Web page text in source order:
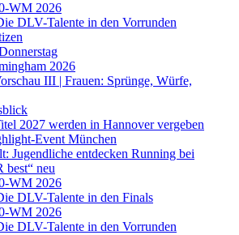
WM 2026
DLV-Talente in den Vorrunden
2026
III | Frauen: Sprünge, Würfe,
2027 werden in Hannover vergeben
Event München
Jugendliche entdecken Running bei
best“ neu
WM 2026
DLV-Talente in den Finals
WM 2026
DLV-Talente in den Vorrunden